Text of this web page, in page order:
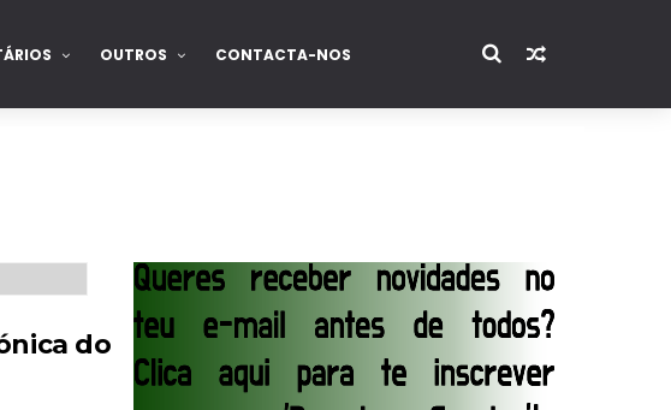
OUTROS CONTACTA-NOS
empresa junto dos fãs
do